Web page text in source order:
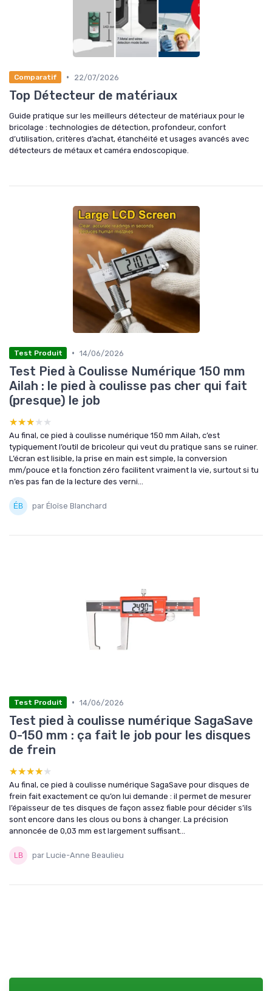
Comparatif • 22/07/2026
Top Détecteur de matériaux
Guide pratique sur les meilleurs détecteur de matériaux pour le
bricolage : technologies de détection, profondeur, confort
d’utilisation, critères d’achat, étanchéité et usages avancés avec
détecteurs de métaux et caméra endoscopique.
Test Produit • 14/06/2026
Test Pied à Coulisse Numérique 150 mm
Ailah : le pied à coulisse pas cher qui fait
(presque) le job
★★★★★
★★★★★
Au final, ce pied à coulisse numérique 150 mm Ailah, c’est
typiquement l’outil de bricoleur qui veut du pratique sans se ruiner.
L’écran est lisible, la prise en main est simple, la conversion
mm/pouce et la fonction zéro facilitent vraiment la vie, surtout si tu
n’es pas fan de la lecture des verni...
par Éloïse Blanchard
Test Produit • 14/06/2026
Test pied à coulisse numérique SagaSave
0-150 mm : ça fait le job pour les disques
de frein
★★★★★
★★★★★
Au final, ce pied à coulisse numérique SagaSave pour disques de
frein fait exactement ce qu’on lui demande : il permet de mesurer
l’épaisseur de tes disques de façon assez fiable pour décider s’ils
sont encore dans les clous ou bons à changer. La précision
annoncée de 0,03 mm est largement suffisant...
par Lucie-Anne Beaulieu